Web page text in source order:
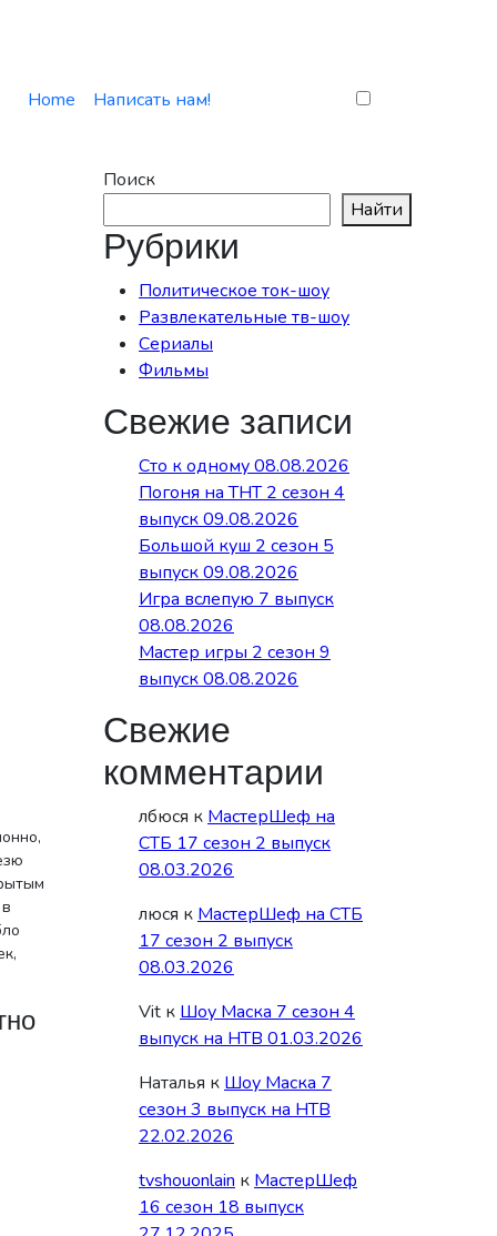
Home Написать нам!
Поиск
Найти
Рубрики
Политическое ток-шоу
Развлекательные тв-шоу
Сериалы
Фильмы
Свежие записи
Сто к одному 08.08.2026
Погоня на ТНТ 2 сезон 4
выпуск 09.08.2026
Большой куш 2 сезон 5
выпуск 09.08.2026
Игра вслепую 7 выпуск
08.08.2026
Мастер игры 2 сезон 9
выпуск 08.08.2026
Свежие
комментарии
лбюся к МастерШеф на
СТБ 17 сезон 2 выпуск
08.03.2026
люся к МастерШеф на СТБ
17 сезон 2 выпуск
08.03.2026
Vit к Шоу Маска 7 сезон 4
выпуск на НТВ 01.03.2026
Наталья к Шоу Маска 7
сезон 3 выпуск на НТВ
22.02.2026
tvshouonlain к МастерШеф
16 сезон 18 выпуск